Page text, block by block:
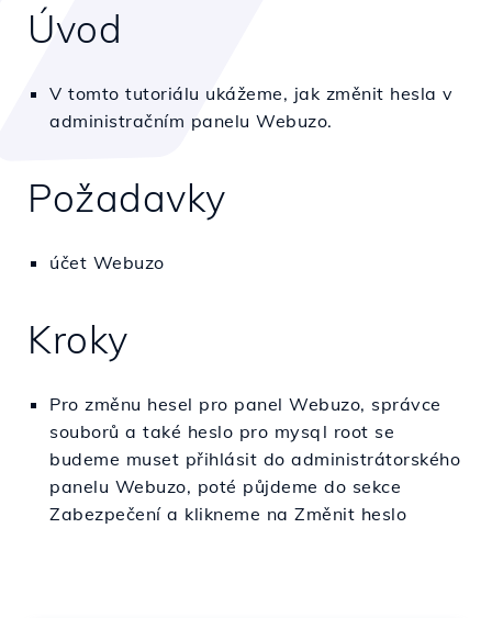
Úvod
V tomto tutoriálu ukážeme, jak změnit hesla v
administračním panelu Webuzo.
Požadavky
účet Webuzo
Kroky
Pro změnu hesel pro panel Webuzo, správce
souborů a také heslo pro mysql root se
budeme muset přihlásit do administrátorského
panelu Webuzo, poté půjdeme do sekce
Zabezpečení a klikneme na Změnit heslo